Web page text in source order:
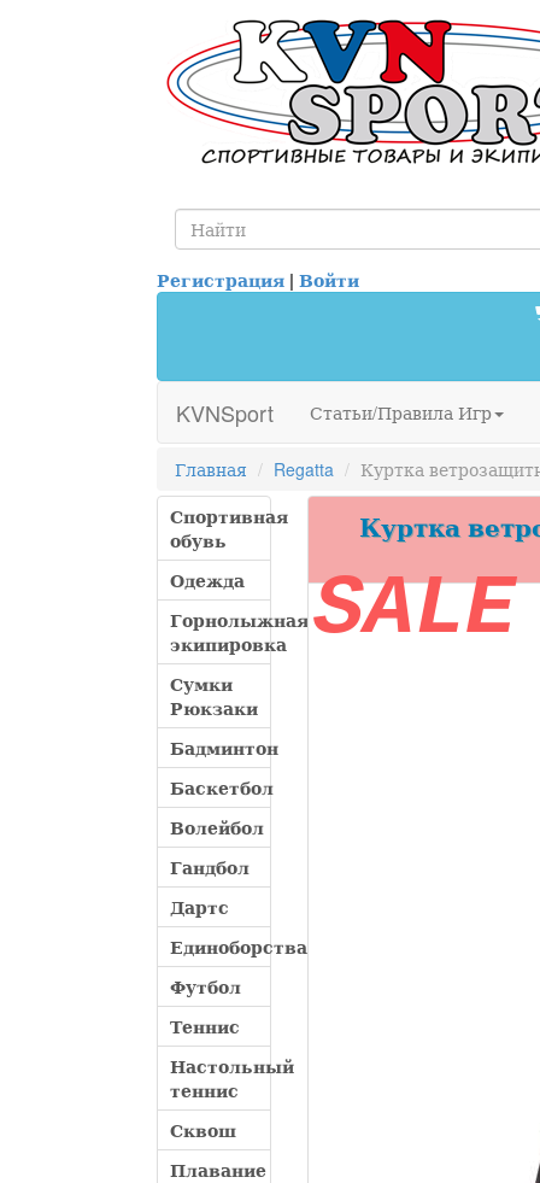
Регистрация | Войти
KVNSport Статьи/Правила Игр
Главная Regatta
Куртка
Спортивная
обувь
Одежда
Горнолыжная
экипировка
Сумки
Рюкзаки
Бадминтон
Баскетбол
Волейбол
Гандбол
Дартс
Единоборства
Футбол
Теннис
Настольный
теннис
Сквош
Плавание
Куртка
SALE